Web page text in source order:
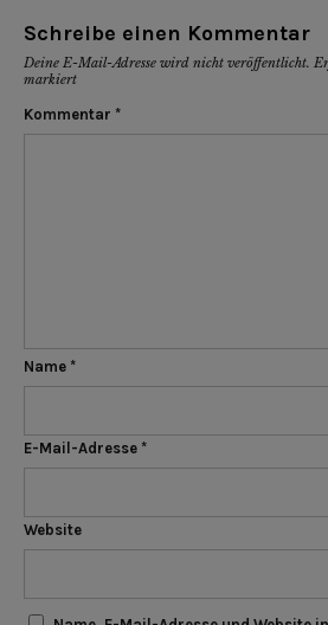
Schreibe einen Kommentar
Deine E-Mail-Adresse wird nicht veröffentlicht.
markiert
Kommentar *
Name *
E-Mail-Adresse *
Website